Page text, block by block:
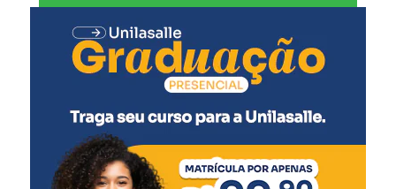
Pentavalente (2ª dose)
Pólio (2ª dose)
Pneumocócica (2ª dose)
5 meses:
Meningocócica C (2ª dose)